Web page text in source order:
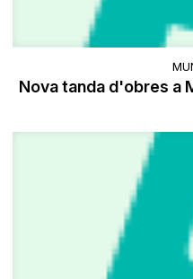
Nova tanda d'obres a